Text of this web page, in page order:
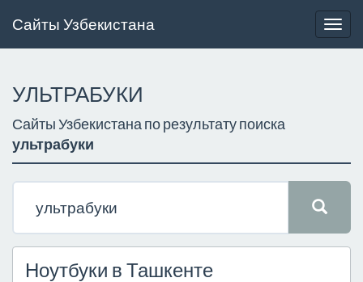
Сайты Узбекистана
УЛЬТРАБУКИ
Сайты Узбекистана по результату поиска
ультрабуки
Ноутбуки в Ташкенте